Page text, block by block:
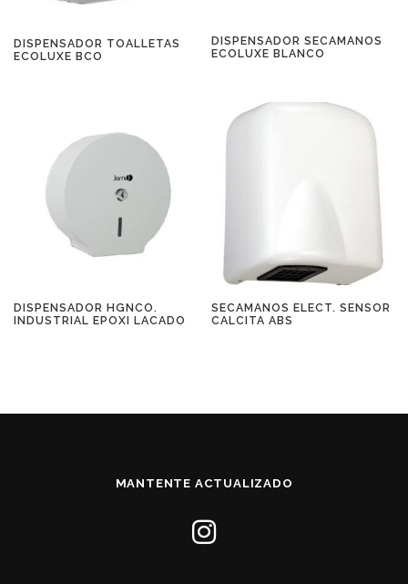
DISPENSADOR TOALLETAS
ECOLUXE BCO
DISPENSADOR SECAMANOS
ECOLUXE BLANCO
DISPENSADOR HGNCO.
INDUSTRIAL EPOXI LACADO
SECAMANOS ELECT. SENSOR
CALCITA ABS
MANTENTE ACTUALIZADO